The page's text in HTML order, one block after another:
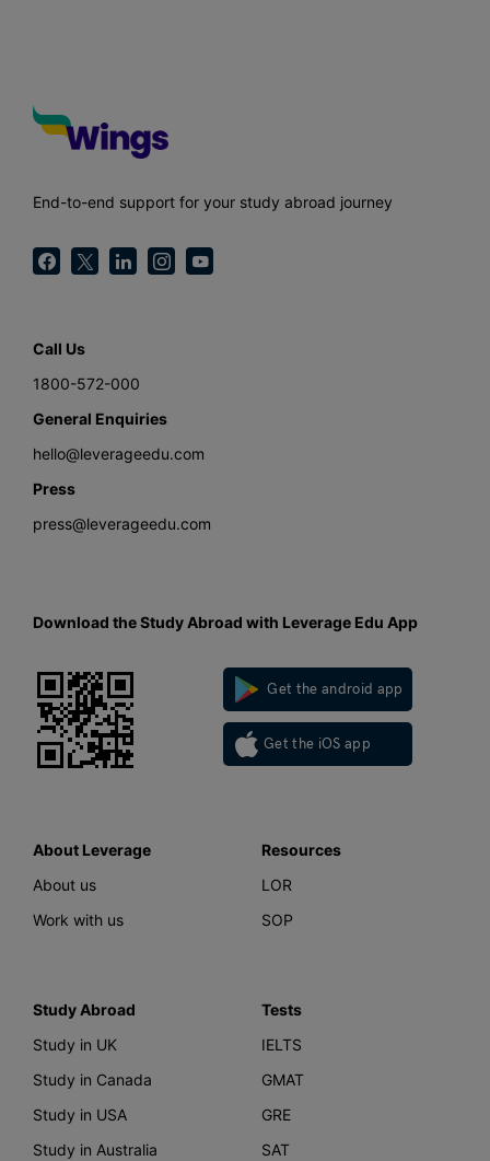
End-to-end support for your study abroad journey
Call Us
1800-572-000
General Enquiries
hello@leverageedu.com
Press
press@leverageedu.com
Download the Study Abroad with Leverage Edu App
Get the android app
Get the iOS app
About Leverage
About us
Work with us
Resources
LOR
SOP
Study Abroad
Study in UK
Study in Canada
Study in USA
Study in Australia
Tests
IELTS
GMAT
GRE
SAT